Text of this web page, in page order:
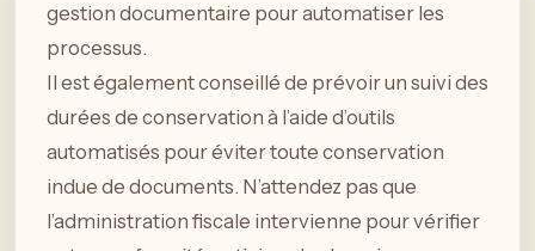
gestion documentaire pour automatiser les
processus.
Il est également conseillé de prévoir un suivi des
durées de conservation à l’aide d’outils
automatisés pour éviter toute conservation
indue de documents. N’attendez pas que
l’administration fiscale intervienne pour vérifier